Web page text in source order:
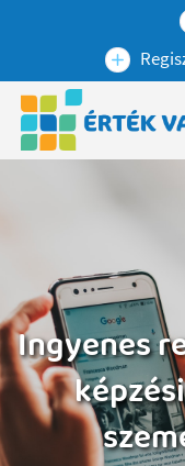
Ingyenes